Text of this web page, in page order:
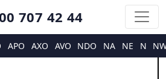
707 42 44
APO AXO AVO NDO NA NE N